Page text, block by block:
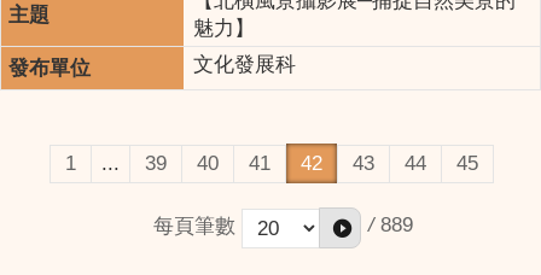
魅力】
文化發展科
1 ... 39 40 41 42 43 44 45
每頁筆數 / 889